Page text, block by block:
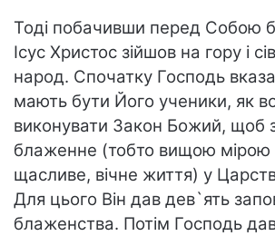
Тоді побачивши перед Собою
Ісус Христос зійшов на гору і
народ. Спочатку Господь
мають бути Його ученики, як
виконувати Закон Божий, щоб
блаженне (тобто вищою мірою
щасливе, вічне життя) у
Для цього Він дав дев`ять
блаженства. Потім Господь